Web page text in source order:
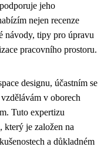
jeho
nejen recenze
návody, tipy pro úpravu
pracovního prostoru.
designu, účastním se
v oborech
Tuto expertizu
který je založen na
a důkladném